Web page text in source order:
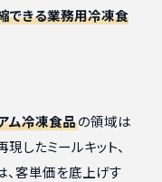
できる業務用冷凍食
ム冷凍食品の領域は
したミールキット、
、客単価を底上げす